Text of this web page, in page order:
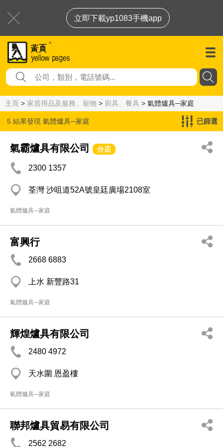
立即下載yp1083手機app
主頁 > 家居用品及服務、寵物 > 廚具、餐具 > 氣體爐具─家庭
5 結果發現 氣體爐具─家庭 已篩選
氣霸爐具有限公司 分店
2300 1357
荃灣 沙咀道52A號皇廷廣場2108室
氣體爐具─家庭
富興行
2668 6883
上水 新豐路31
氣體爐具─家庭
輝煌爐具有限公司
2480 4972
天水圍 恩盈樓
氣體爐具─家庭
聯邦爐具貿易有限公司
2562 2682